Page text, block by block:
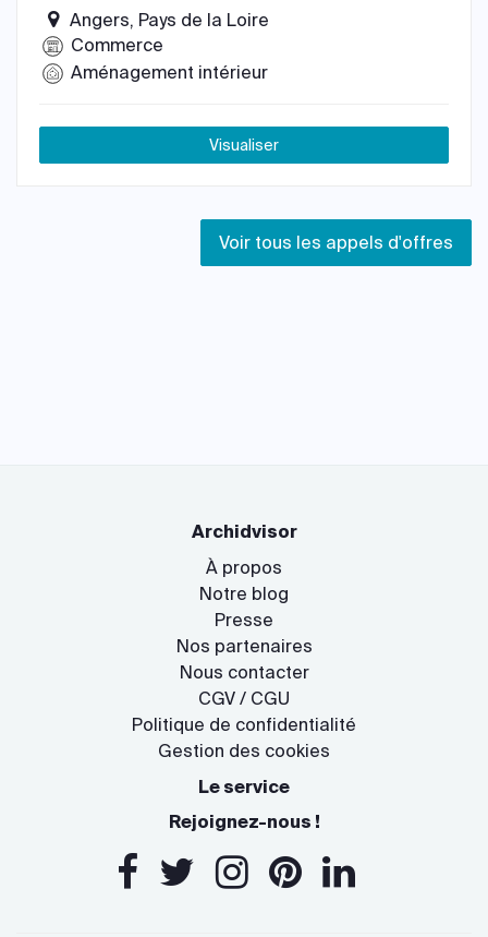
Angers, Pays de la Loire
Commerce
Aménagement intérieur
Visualiser
Voir tous les appels d'offres
Archidvisor
À propos
Notre blog
Presse
Nos partenaires
Nous contacter
CGV / CGU
Politique de confidentialité
Gestion des cookies
Le service
Rejoignez-nous !